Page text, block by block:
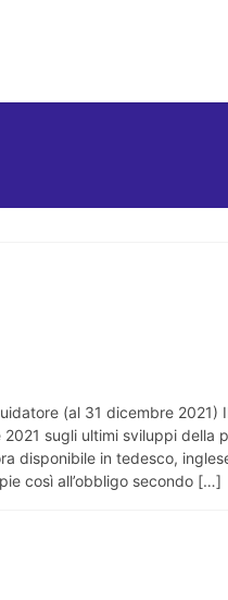
(al 31 dicembre
sugli ultimi sviluppi della
disponibile in tedesco,
così all’obbligo secondo […]